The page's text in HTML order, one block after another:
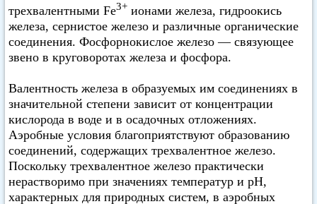
трехвалентными Fe3+ ионами железа, гидроокись
железа, сернистое железо и различные органические
соединения. Фосфорнокислое железо — связующее
звено в круговоротах железа и фосфора.
Валентность железа в образуемых им соединениях в
значительной степени зависит от концентрации
кислорода в воде и в осадочных отложениях.
Аэробные условия благоприятствуют образованию
соединений, содержащих трехвалентное железо.
Поскольку трехвалентное железо практически
нерастворимо при значениях температур и pH,
характерных для природных систем, в аэробных